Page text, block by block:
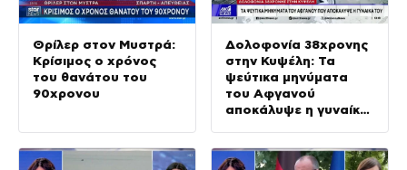
Θρίλερ στον Μυστρά:
Κρίσιμος ο χρόνος
του θανάτου του
90χρονου
Δολοφονία 38χρονης
στην Κυψέλη: Τα
ψεύτικα μηνύματα
του Αφγανού
αποκάλυψε η γυναίκα